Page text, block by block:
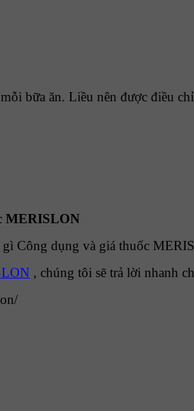
bữa ăn. Liều nên được điều
MERISLON
, chúng tôi sẽ trả lời nhanh